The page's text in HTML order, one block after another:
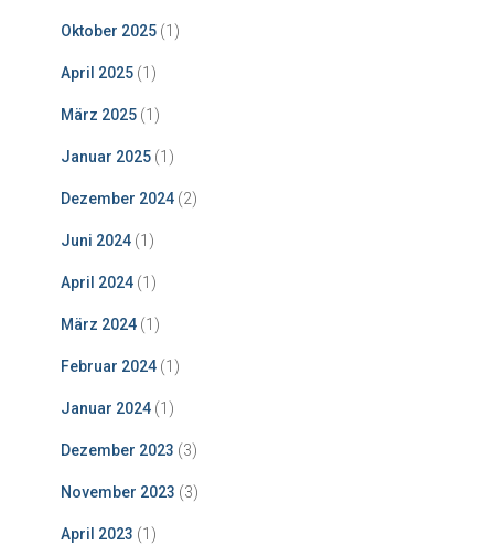
Oktober 2025 (1)
April 2025 (1)
März 2025 (1)
Januar 2025 (1)
Dezember 2024 (2)
Juni 2024 (1)
April 2024 (1)
März 2024 (1)
Februar 2024 (1)
Januar 2024 (1)
Dezember 2023 (3)
November 2023 (3)
April 2023 (1)